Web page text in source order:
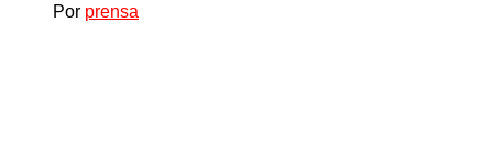
Por prensa